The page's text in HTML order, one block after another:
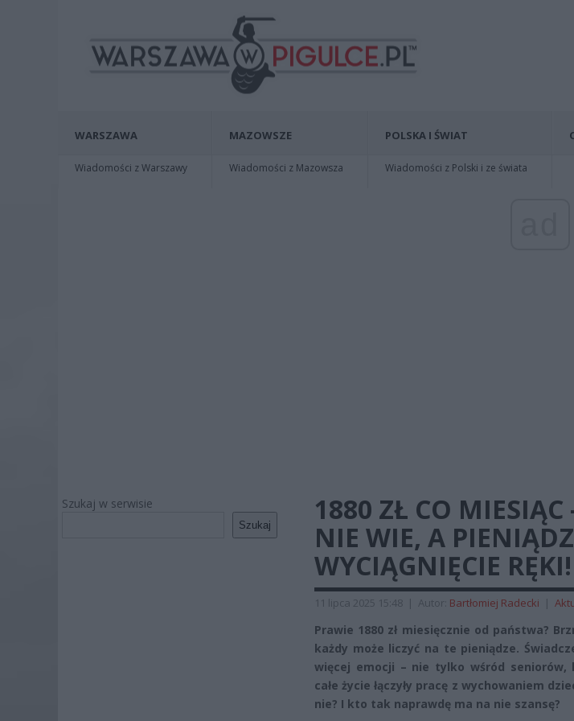
WARSZAWA
Wiadomości z Warszawy
MAZOWSZE
Wiadomości z Mazowsza
POLSKA I ŚWIAT
Wiadomości z Polski i ze świata
Szukaj w serwisie
Szukaj
1880 ZŁ CO
NIE WIE, A
WYCIĄGNIĘCIE RĘKI!
11 lipca 2025 15:48 | Autor: Bartłomiej Radecki |
Prawie 1880 zł miesięcznie od państwa?
każdy może liczyć na te pieniądze.
więcej emocji – nie tylko wśród
całe życie łączyły pracę z wychowaniem
nie? I kto tak naprawdę ma na nie szansę?